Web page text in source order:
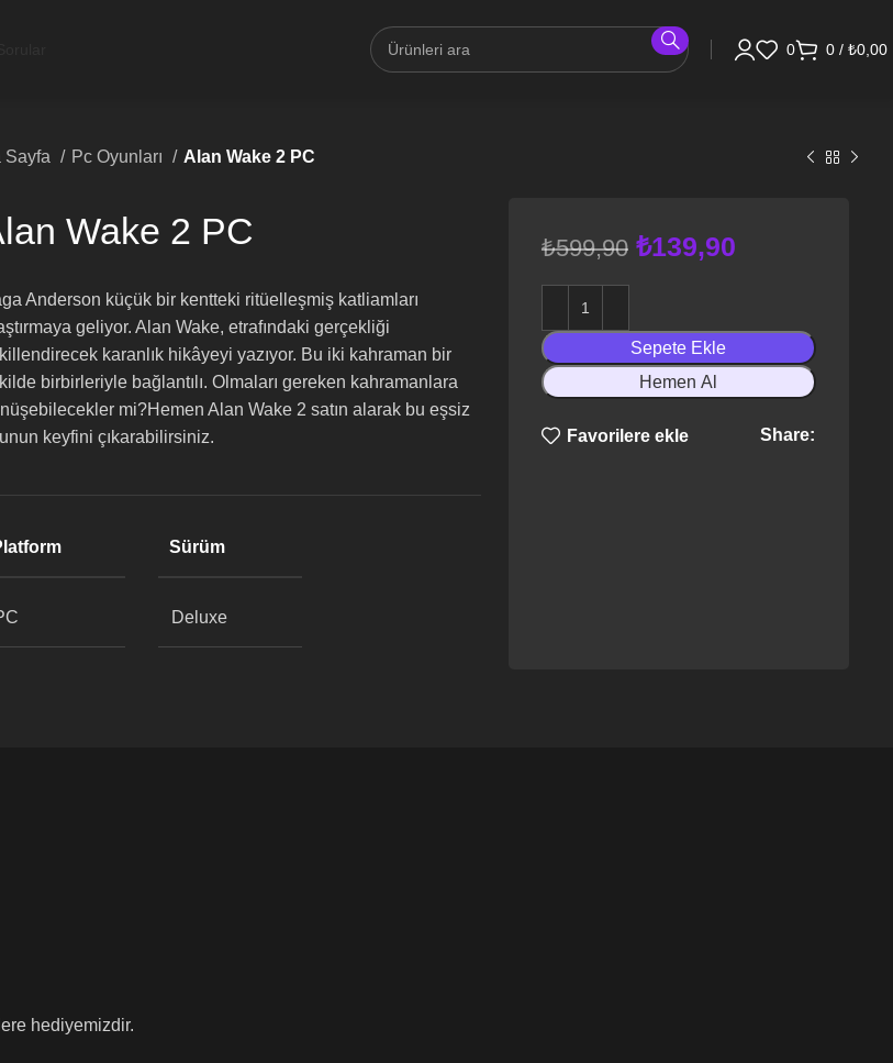
0 0 / ₺0,00
Sayfa Pc Oyunları Alan Wake 2 PC
Wake 2 PC
Anderson küçük bir kentteki ritüelleşmiş katliamları
geliyor. Alan Wake, etrafındaki gerçekliği
karanlık hikâyeyi yazıyor. Bu iki kahraman bir
birbirleriyle bağlantılı. Olmaları gereken kahramanlara
mi?​Hemen Alan Wake 2 satın alarak bu eşsiz
keyfini çıkarabilirsiniz.
Sürüm
Deluxe
₺599,90 ₺139,90
Sepete Ekle
Hemen Al
Favorilere ekle Share:
hediyemizdir.